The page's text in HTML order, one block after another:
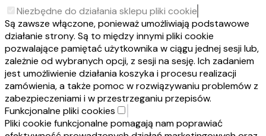
Niezbędne do działania sklepu pliki cookie
Są zawsze włączone, ponieważ umożliwiają podstawowe
działanie strony. Są to między innymi pliki cookie
pozwalające pamiętać użytkownika w ciągu jednej sesji lub,
zależnie od wybranych opcji, z sesji na sesję. Ich zadaniem
jest umożliwienie działania koszyka i procesu realizacji
zamówienia, a także pomoc w rozwiązywaniu problemów z
zabezpieczeniami i w przestrzeganiu przepisów.
Funkcjonalne pliki cookies
Pliki cookie funkcjonalne pomagają nam poprawiać